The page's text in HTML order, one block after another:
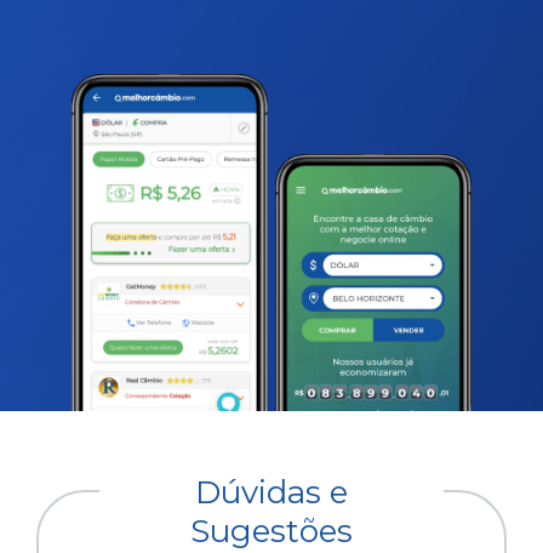
Dúvidas e
Sugestões